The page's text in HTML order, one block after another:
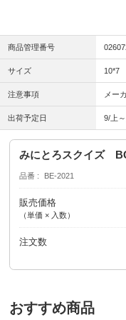
商品管理番号
サイズ 10*7
注意事項 メー
出荷予定日 9/上
みにとろスクイズ
品番 BE-2021
販売価格
（単価 × 入数）
注文数
おすすめ商品